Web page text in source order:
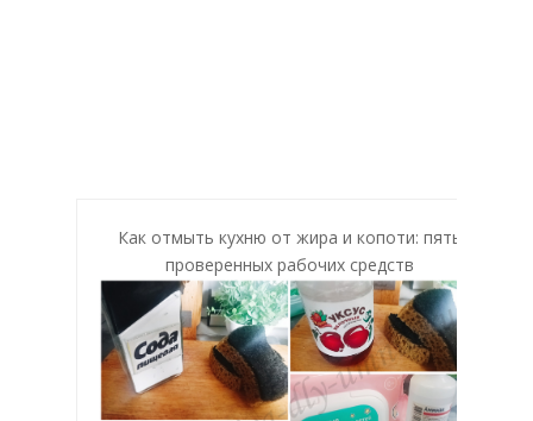
Как отмыть кухню от жира и копоти: пять
проверенных рабочих средств